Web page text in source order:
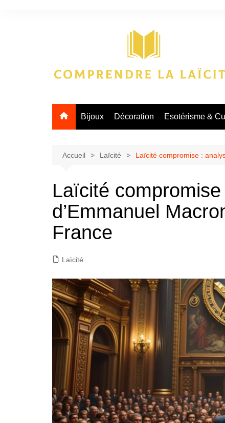
Bijoux Décoration Esotérisme &
Accueil Laïcité Laïcité compromise :
Laïcité
d’Emmanuel
France
Laïcité